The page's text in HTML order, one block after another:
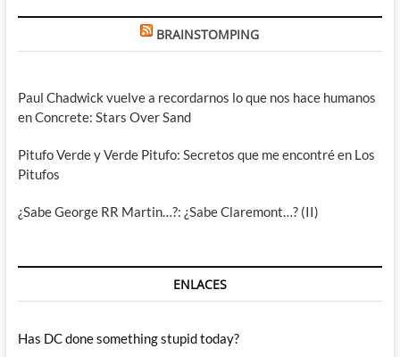
BRAINSTOMPING
Paul Chadwick vuelve a recordarnos lo que nos hace humanos
en Concrete: Stars Over Sand
Pitufo Verde y Verde Pitufo: Secretos que me encontré en Los
Pitufos
¿Sabe George RR Martin…?: ¿Sabe Claremont…? (II)
ENLACES
Has DC done something stupid today?